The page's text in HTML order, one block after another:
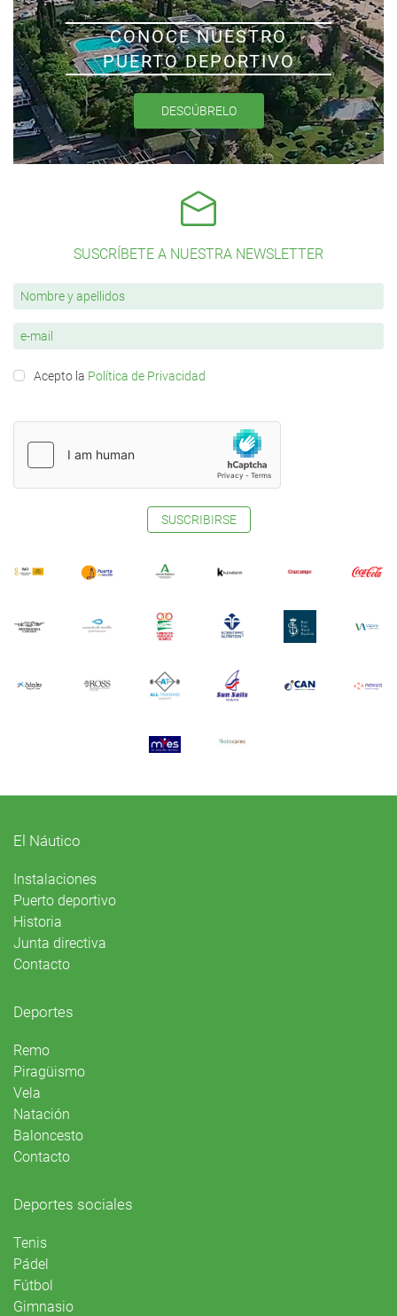
CONOCE NUESTRO
PUERTO DEPORTIVO
DESCÚBRELO
SUSCRÍBETE A NUESTRA NEWSLETTER
Acepto la Política de Privacidad
SUSCRIBIRSE
El Náutico
Instalaciones
Puerto deportivo
Historia
Junta directiva
Contacto
Deportes
Remo
Piragüismo
Vela
Natación
Baloncesto
Contacto
Deportes sociales
Tenis
Pádel
Fútbol
Gimnasio